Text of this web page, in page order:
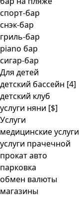
спорт-бар
снэк-бар
гриль-бар
piano бар
сигар-бар
Для детей
детский бассейн [4]
детский клуб
услуги няни [$]
Услуги
медицинские услуги
услуги прачечной
прокат авто
парковка
обмен валюты
магазины